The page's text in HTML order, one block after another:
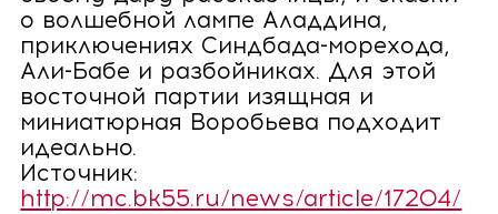
о волшебной лампе Аладдина,
приключениях Синдбада-морехода,
Али-Бабе и разбойниках. Для этой
восточной партии изящная и
миниатюрная Воробьева подходит
идеально.
Источник:
http://mc.bk55.ru/news/article/17204/